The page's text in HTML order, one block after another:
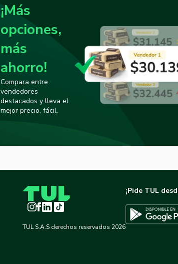
¡Más
opciones,
más
ahorro!
Compara entre
vendedores
destacados y lleva el
mejor precio, fácil.
Instagram
Facebook
LinkedInTikTok
TUL S.A.S derechos reservados 2026
¡Pide TUL
Descargar TUL